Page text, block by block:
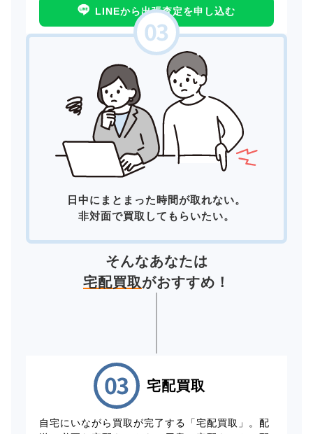
LINEから出張査定を申し込む
日中にまとまった時間が取れない。
非対面で買取してもらいたい。
そんなあなたは
宅配買取がおすすめ！
宅配買取
自宅にいながら買取が完了する「宅配買取」。配